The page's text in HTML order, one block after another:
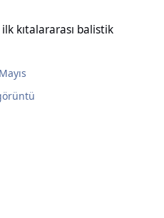
kıtalararası balistik